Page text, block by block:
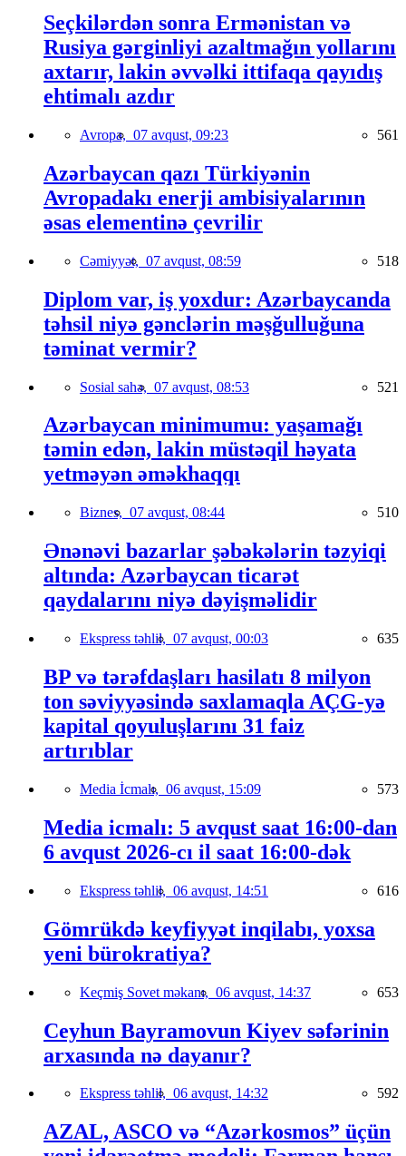
Seçkilərdən sonra Ermənistan və
Rusiya gərginliyi azaltmağın yollarını
axtarır, lakin əvvəlki ittifaqa qayıdış
ehtimalı azdır
Avropa, 07 avqust, 09:23 561
Azərbaycan qazı Türkiyənin
Avropadakı enerji ambisiyalarının
əsas elementinə çevrilir
Cəmiyyət, 07 avqust, 08:59 518
Diplom var, iş yoxdur: Azərbaycanda
təhsil niyə gənclərin məşğulluğuna
təminat vermir?
Sosial sahə, 07 avqust, 08:53 521
Azərbaycan minimumu: yaşamağı
təmin edən, lakin müstəqil həyata
yetməyən əməkhaqqı
Biznes, 07 avqust, 08:44 510
Ənənəvi bazarlar şəbəkələrin təzyiqi
altında: Azərbaycan ticarət
qaydalarını niyə dəyişməlidir
Ekspress təhlil, 07 avqust, 00:03 635
BP və tərəfdaşları hasilatı 8 milyon
ton səviyyəsində saxlamaqla AÇG-yə
kapital qoyuluşlarını 31 faiz
artırıblar
Media İcmalı, 06 avqust, 15:09 573
Media icmalı: 5 avqust saat 16:00-dan
6 avqust 2026-cı il saat 16:00-dək
Ekspress təhlil, 06 avqust, 14:51 616
Gömrükdə keyfiyyət inqilabı, yoxsa
yeni bürokratiya?
Keçmiş Sovet məkanı, 06 avqust, 14:37 653
Ceyhun Bayramovun Kiyev səfərinin
arxasında nə dayanır?
Ekspress təhlil, 06 avqust, 14:32 592
AZAL, ASCO və “Azərkosmos” üçün